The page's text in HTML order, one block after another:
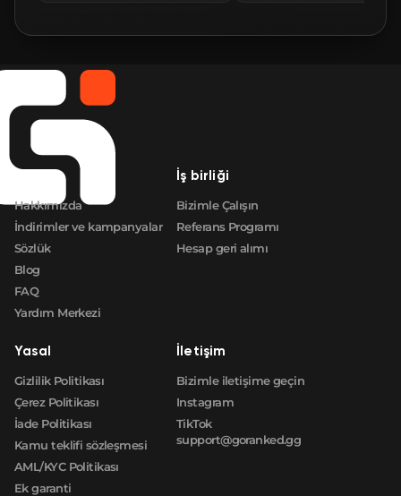
FN
Şirket
Hakkımızda
İndirimler ve kampanyalar
Sözlük
Blog
FAQ
Yardım Merkezi
İş birliği
Bizimle Çalışın
Referans Programı
Hesap geri alımı
Yasal
Gizlilik Politikası
Çerez Politikası
İade Politikası
Kamu teklifi sözleşmesi
AML/KYC Politikası
Ek garanti
İletişim
Bizimle iletişime geçin
Instagram
TikTok
support@goranked.gg